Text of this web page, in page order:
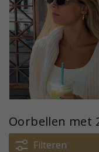
Oorbellen met
Filteren